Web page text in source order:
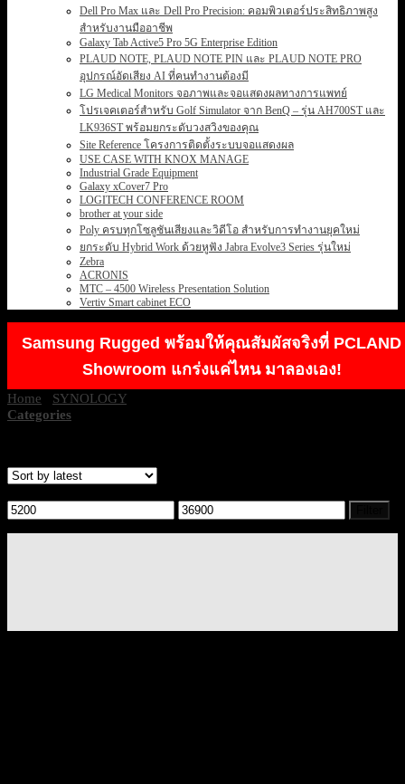
Dell Pro Max และ Dell Pro Precision: คอมพิวเตอร์ประสิทธิภาพสูง
สำหรับงานมืออาชีพ
Galaxy Tab Active5 Pro 5G Enterprise Edition
PLAUD NOTE, PLAUD NOTE PIN และ PLAUD NOTE PRO
อุปกรณ์อัดเสียง AI ที่คนทำงานต้องมี
LG Medical Monitors จอภาพและจอแสดงผลทางการแพทย์
โปรเจคเตอร์สำหรับ Golf Simulator จาก BenQ – รุ่น AH700ST และ
LK936ST พร้อมยกระดับวงสวิงของคุณ
Site Reference โครงการติดตั้งระบบจอแสดงผล
USE CASE WITH KNOX MANAGE
Industrial Grade Equipment
Galaxy xCover7 Pro
LOGITECH CONFERENCE ROOM
brother at your side
Poly ครบทุกโซลูชันเสียงและวิดีโอ สำหรับการทำงานยุคใหม่
ยกระดับ Hybrid Work ด้วยหูฟัง Jabra Evolve3 Series รุ่นใหม่
Zebra
ACRONIS
MTC – 4500 Wireless Presentation Solution
Vertiv Smart cabinet ECO
Samsung Rugged พร้อมให้คุณสัมผัสจริงที่ PCLAND
Showroom แกร่งแค่ไหน มาลองเอง!
Home SYNOLOGY
Categories
Min
price
Max
price